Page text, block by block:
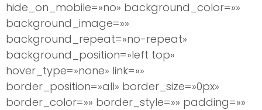
hide_on_mobile=»no» background_color=»»
background_image=»»
background_repeat=»no-repeat»
background_position=»left top»
hover_type=»none» link=»»
border_position=»all» border_size=»0px»
border_color=»» border_style=»» padding=»»